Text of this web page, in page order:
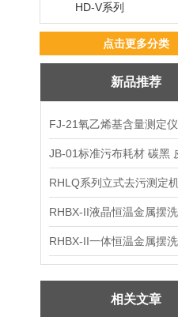
HD-V系列
点击更多分类
新品推荐
FJ-21氧乙烯基含量测定仪
相关文章